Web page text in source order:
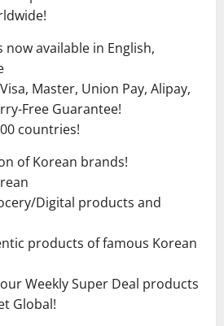
now available in English,
Master, Union Pay, Alipay,
Free Guarantee!
countries!
of Korean brands!
Digital products and
products of famous Korean
Weekly Super Deal products
Global!